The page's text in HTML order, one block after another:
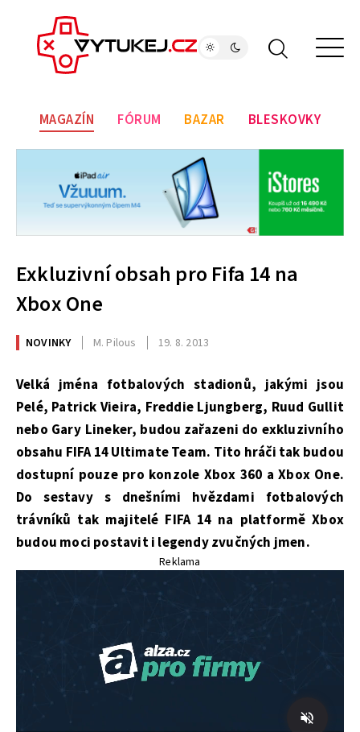
MAGAZÍN FÓRUM BAZAR BLESKOVKY
Exkluzivní obsah pro Fifa 14 na
Xbox One
NOVINKY M. Pilous 19. 8. 2013
Velká jména fotbalových stadionů, jakými jsou
Pelé, Patrick Vieira, Freddie Ljungberg, Ruud Gullit
nebo Gary Lineker, budou zařazeni do exkluzivního
obsahu FIFA 14 Ultimate Team. Tito hráči tak budou
dostupní pouze pro konzole Xbox 360 a Xbox One.
Do sestavy s dnešními hvězdami fotbalových
trávníků tak majitelé FIFA 14 na platformě Xbox
budou moci postavit i legendy zvučných jmen.
Reklama